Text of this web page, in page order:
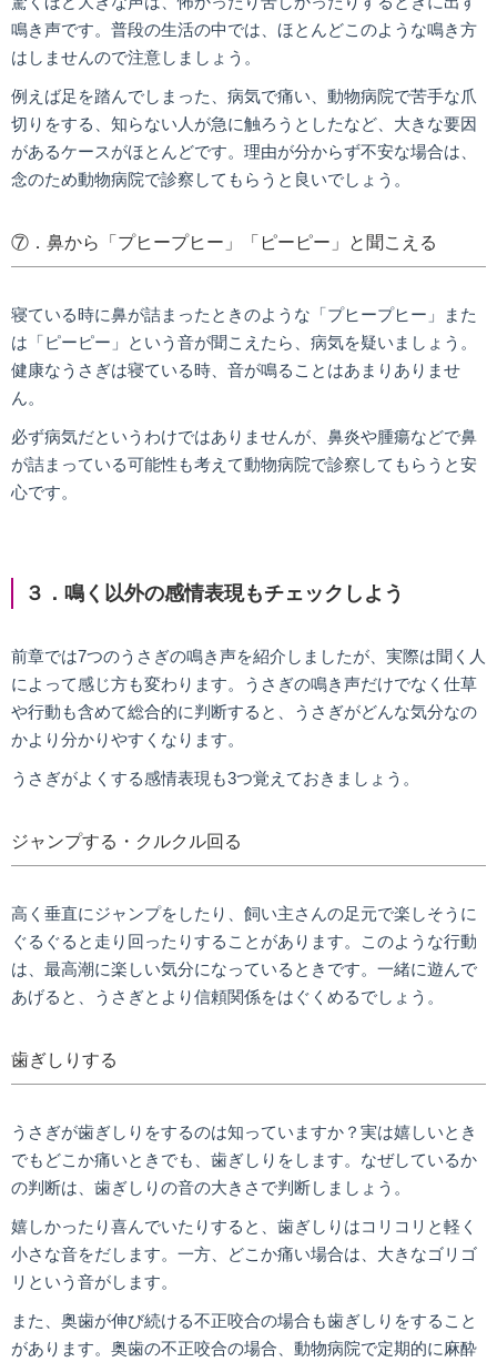
鳴き声です。普段の生活の中では、ほとんどこのような鳴き方
はしませんので注意しましょう。
例えば足を踏んでしまった、病気で痛い、動物病院で苦手な爪
切りをする、知らない人が急に触ろうとしたなど、大きな要因
があるケースがほとんどです。理由が分からず不安な場合は、
念のため動物病院で診察してもらうと良いでしょう。
⑦．鼻から「プヒープヒー」「ピーピー」と聞こえる
寝ている時に鼻が詰まったときのような「プヒープヒー」また
は「ピーピー」という音が聞こえたら、病気を疑いましょう。
健康なうさぎは寝ている時、音が鳴ることはあまりありませ
ん。
必ず病気だというわけではありませんが、鼻炎や腫瘍などで鼻
が詰まっている可能性も考えて動物病院で診察してもらうと安
心です。
３．鳴く以外の感情表現もチェックしよう
前章では7つのうさぎの鳴き声を紹介しましたが、実際は聞く人
によって感じ方も変わります。うさぎの鳴き声だけでなく仕草
や行動も含めて総合的に判断すると、うさぎがどんな気分なの
かより分かりやすくなります。
うさぎがよくする感情表現も3つ覚えておきましょう。
ジャンプする・クルクル回る
高く垂直にジャンプをしたり、飼い主さんの足元で楽しそうに
ぐるぐると走り回ったりすることがあります。このような行動
は、最高潮に楽しい気分になっているときです。一緒に遊んで
あげると、うさぎとより信頼関係をはぐくめるでしょう。
歯ぎしりする
うさぎが歯ぎしりをするのは知っていますか？実は嬉しいとき
でもどこか痛いときでも、歯ぎしりをします。なぜしているか
の判断は、歯ぎしりの音の大きさで判断しましょう。
嬉しかったり喜んでいたりすると、歯ぎしりはコリコリと軽く
小さな音をだします。一方、どこか痛い場合は、大きなゴリゴ
リという音がします。
また、奥歯が伸び続ける不正咬合の場合も歯ぎしりをすること
があります。奥歯の不正咬合の場合、動物病院で定期的に麻酔